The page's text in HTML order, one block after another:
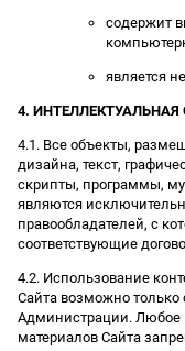
содержит
является
4.
4.1. Все объекты,
дизайна, текст,
скрипты, программы,
являются
правообладателей, с
соответствующие
4.2. Использование
Сайта возможно
Администрации. Любое
материалов Сайта